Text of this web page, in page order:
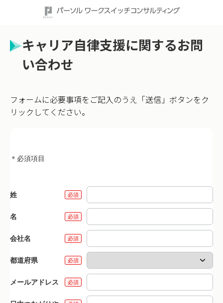
キャリア自律支援に関するお問
い合わせ
フォームに必要事項をご記入のうえ「送信」ボタンをク
リックしてください。